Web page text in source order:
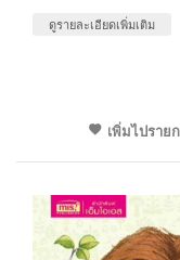
ดูรายละเอียดเพิ่มเติม
เพิ่มไปราย